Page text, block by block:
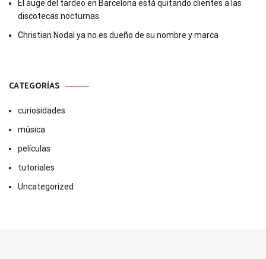
El auge del tardeo en Barcelona está quitando clientes a las
discotecas nocturnas
Christian Nodal ya no es dueño de su nombre y marca
CATEGORÍAS
curiosidades
música
películas
tutoriales
Uncategorized